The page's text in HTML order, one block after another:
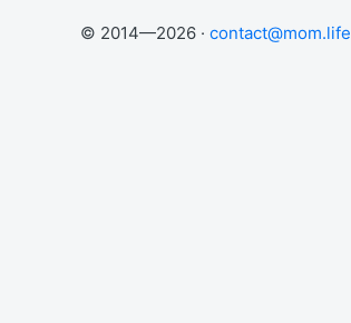
© 2014—2026 · contact@mom.life